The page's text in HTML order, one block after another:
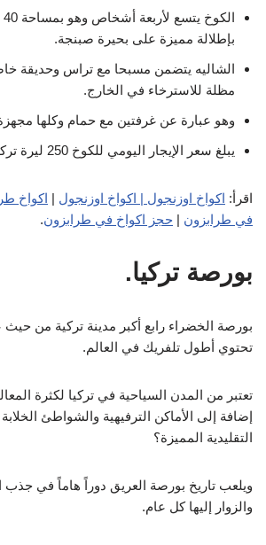
بإطلالة مميزة على بحيرة صبنجة.
الشاليه يتضمن مسبحا مع تراس وحديقة
مظلة للاسترخاء في الخارج.
وهو عبارة عن غرفتين مع حمام وكلها مجهزة
يبلغ سعر الإيجار اليومي للكوخ 250 ليرة تركية.
اقرأ: اكواخ اوزنجول | اكواخ اوزنجول | اكواخ
في طرابزون | حجز اكواخ في طرابزون.
بورصة تركيا.
بورصة الخضراء رابع أكبر مدينة تركية من حيث
تحتوي أطول تلفريك في العالم.
تعتبر من المدن السياحية في تركيا لكثرة
إضافة إلى الأماكن الترفيهية والشواطئ
التقليدية المميزة؟
ويلعب تاريخ بورصة العريق دوراً هاماً في جذب
والزوار إليها كل عام.